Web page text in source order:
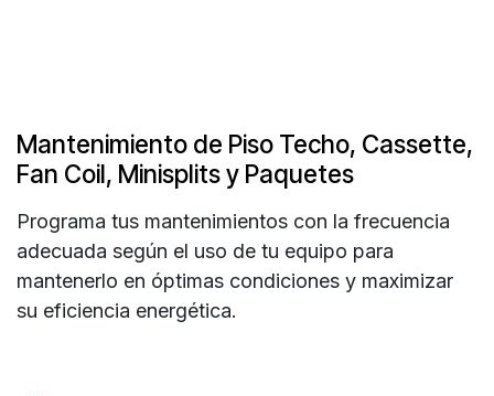
Mantenimiento de Piso Techo, Cassette,
Fan Coil, Minisplits y Paquetes
Programa tus mantenimientos con la frecuencia
adecuada según el uso de tu equipo para
mantenerlo en óptimas condiciones y maximizar
su eficiencia energética.